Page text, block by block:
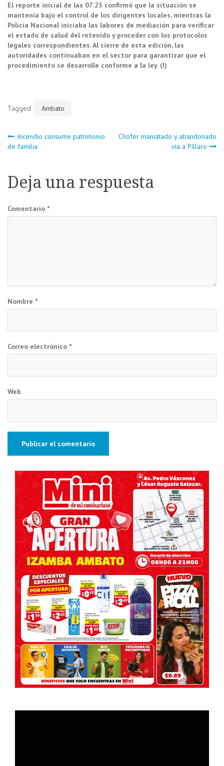
El reporte inicial de las 07:23 confirmó que la situación se
mantenía bajo el control de los dirigentes locales, mientras la
Policía Nacional iniciaba las labores de mediación para verificar
el estado de salud del retenido y proceder con los protocolos
legales correspondientes. Al cierre de esta edición, las
autoridades continuaban en el sector para garantizar que el
procedimiento se desarrolle conforme a la ley. (I)
Tagged Ambato
Navegación
entradas
Incendio consume patrimonio
de familia
Chofer maniatado y abandonado
vía a Píllaro
Deja una respuesta
Comentario *
Nombre *
Correo electrónico *
Web